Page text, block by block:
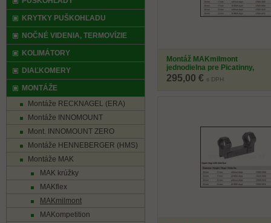
Montáž MAKmilmont
jednodielna pre Picatinny,
D=30 mm
295,00 € s DPH
KRYTKY PUŠKOHĽADU
NOČNÉ VIDENIA, TERMOVÍZIE
KOLIMÁTORY
DIAĽKOMERY
MONTÁŽE
Montáže RECKNAGEL (ERA)
Montáže INNOMOUNT
Mont. INNOMOUNT ZERO
Montáže HENNEBERGER (HMS)
Montáže MAK
MAK krúžky
MAKflex
MAKmilmont
MAKompetition